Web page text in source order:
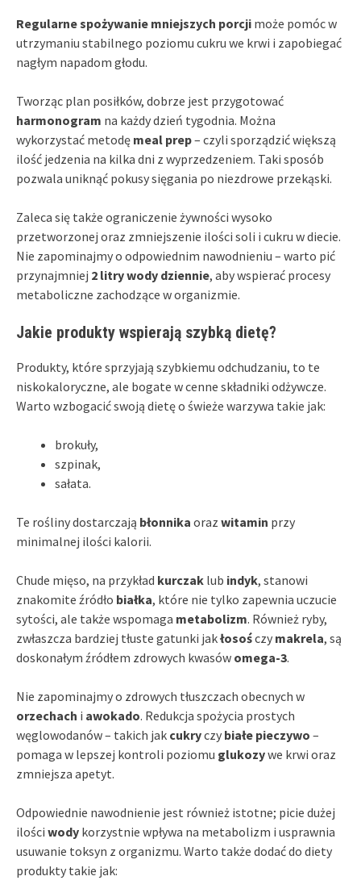
Regularne spożywanie mniejszych porcji może pomóc w
utrzymaniu stabilnego poziomu cukru we krwi i zapobiegać
nagłym napadom głodu.
Tworząc plan posiłków, dobrze jest przygotować
harmonogram na każdy dzień tygodnia. Można
wykorzystać metodę meal prep– czyli sporządzić większą
ilość jedzenia na kilka dni z wyprzedzeniem. Taki sposób
pozwala uniknąć pokusy sięgania po niezdrowe przekąski.
Zaleca się także ograniczenie żywności wysoko
przetworzonej oraz zmniejszenie ilości soli i cukru w diecie.
Nie zapominajmy o odpowiednim nawodnieniu – warto pić
przynajmniej 2 litry wody dziennie, aby wspierać procesy
metaboliczne zachodzące w organizmie.
Jakie produkty wspierają szybką dietę?
Produkty, które sprzyjają szybkiemu odchudzaniu, to te
niskokaloryczne, ale bogate w cenne składniki odżywcze.
Warto wzbogacić swoją dietę o świeże warzywa takie jak:
brokuły,
szpinak,
sałata.
Te rośliny dostarczają błonnika oraz witamin przy
minimalnej ilości kalorii.
Chude mięso, na przykład kurczak lub indyk, stanowi
znakomite źródło białka, które nie tylko zapewnia uczucie
sytości, ale także wspomaga metabolizm. Również ryby,
zwłaszcza bardziej tłuste gatunki jakłosośczy makrela, są
doskonałym źródłem zdrowych kwasów omega-3.
Nie zapominajmy o zdrowych tłuszczach obecnych w
orzechach i awokado. Redukcja spożycia prostych
węglowodanów – takich jak cukryczy białe pieczywo –
pomaga w lepszej kontroli poziomu glukozywe krwi oraz
zmniejsza apetyt.
Odpowiednie nawodnienie jest również istotne; picie dużej
ilości wody korzystnie wpływa na metabolizm i usprawnia
usuwanie toksyn z organizmu. Warto także dodać do diety
produkty takie jak: